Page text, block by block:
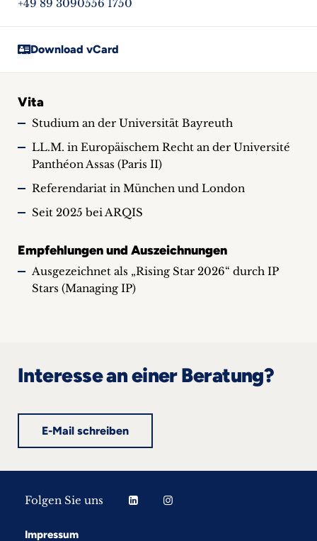
+49 89 3090556 1750
Download vCard
Vita
Studium an der Universität Bayreuth
LL.M. in Europäischem Recht an der Université
Panthéon Assas (Paris II)
Referendariat in München und London
Seit 2025 bei ARQIS
Empfehlungen und Auszeichnungen
Ausgezeichnet als „Rising Star 2026“ durch IP
Stars (Managing IP)
Interesse an einer Beratung?
E-Mail schreiben
Folgen Sie uns
Impressum